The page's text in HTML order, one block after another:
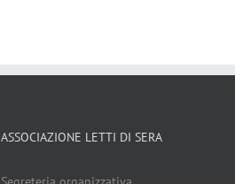
ASSOCIAZIONE LETTI DI SERA